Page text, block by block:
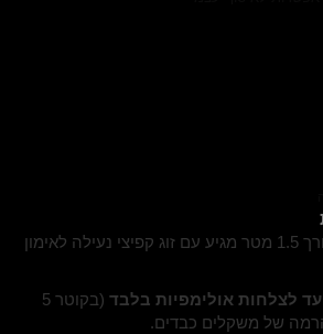
מוט אולימפי באורך 1.5 מטר מגיע עם זוג קפיצי נעילה לאימון
לצלחות אולימפיות בלבד
(בקוטר 5
של משקלים כבדים.